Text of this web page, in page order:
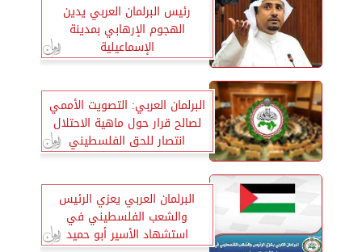
رئيس البرلمان العربي يدين
الهجوم الإرهابي بمدينة
الإسماعيلية
البرلمان العربي: التصويت الأممي
لصالح قرار حول ماهية الاحتلال
انتصار للحق الفلسطيني
البرلمان العربي يعزي الرئيس
والشعب الفلسطيني في
استشهاد الأسير أبو حميد